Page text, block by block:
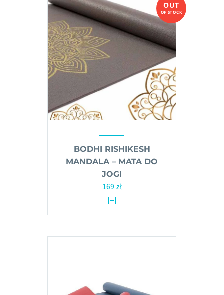
Opcje
można
wybrać
produktu
OUT
OF STOCK
BODHI RISHIKESH
MANDALA – MATA DO
JOGI
169 zł
Ten
produkt
wiele
wybrać